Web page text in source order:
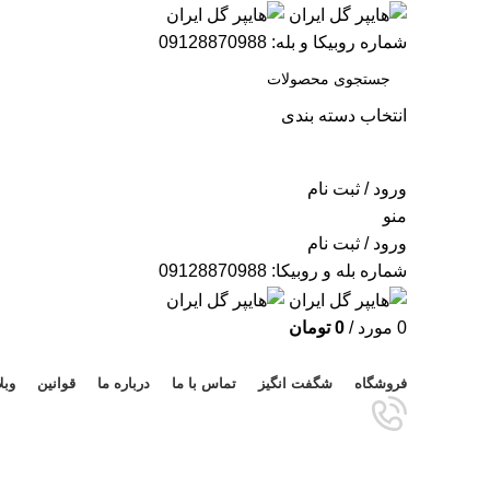
شماره روبیکا و بله: 09128870988
انتخاب دسته بندی
ورود / ثبت نام
منو
ورود / ثبت نام
شماره بله و روبیکا: 09128870988
0 مورد /
0 تومان
فروشگاه شگفت انگیز تماس با ما درباره ما قوانین